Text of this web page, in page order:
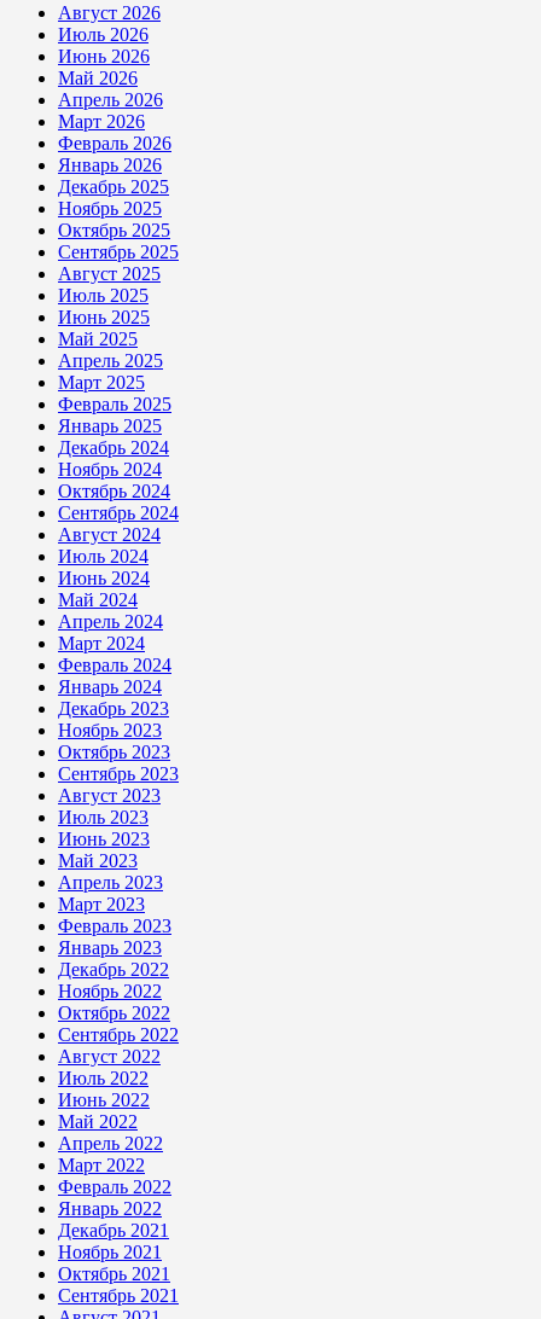
Август 2026
Июль 2026
Июнь 2026
Май 2026
Апрель 2026
Март 2026
Февраль 2026
Январь 2026
Декабрь 2025
Ноябрь 2025
Октябрь 2025
Сентябрь 2025
Август 2025
Июль 2025
Июнь 2025
Май 2025
Апрель 2025
Март 2025
Февраль 2025
Январь 2025
Декабрь 2024
Ноябрь 2024
Октябрь 2024
Сентябрь 2024
Август 2024
Июль 2024
Июнь 2024
Май 2024
Апрель 2024
Март 2024
Февраль 2024
Январь 2024
Декабрь 2023
Ноябрь 2023
Октябрь 2023
Сентябрь 2023
Август 2023
Июль 2023
Июнь 2023
Май 2023
Апрель 2023
Март 2023
Февраль 2023
Январь 2023
Декабрь 2022
Ноябрь 2022
Октябрь 2022
Сентябрь 2022
Август 2022
Июль 2022
Июнь 2022
Май 2022
Апрель 2022
Март 2022
Февраль 2022
Январь 2022
Декабрь 2021
Ноябрь 2021
Октябрь 2021
Сентябрь 2021